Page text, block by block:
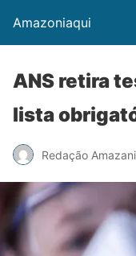
Amazoniaqui
ANS retira
lista
Redação